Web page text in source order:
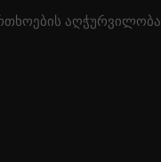
აღჭურვილობა